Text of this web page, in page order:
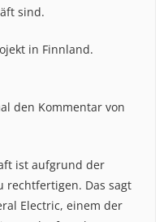
sind.
in Finnland.
den Kommentar von
ist aufgrund der
rechtfertigen. Das sagt
Electric, einem der